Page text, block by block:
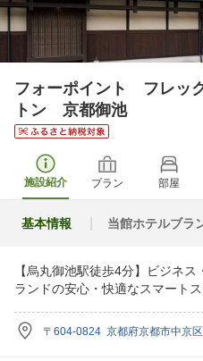
フォーポイント フレ
トン 京都御池
施設紹介 プラン 部屋
基本情報 当館ホテルブラ
【烏丸御池駅徒歩4分】ビジネ
ランドの安心・快適なスマート
〒604-0824 京都府京都市中京